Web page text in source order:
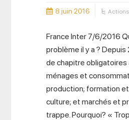
8 juin 2016
France Inter 7/6/2016
problème il y a ?
de chapitre obligatoires
ménages et
production; formation
culture; et marchés et
trappe. Pourquoi? «